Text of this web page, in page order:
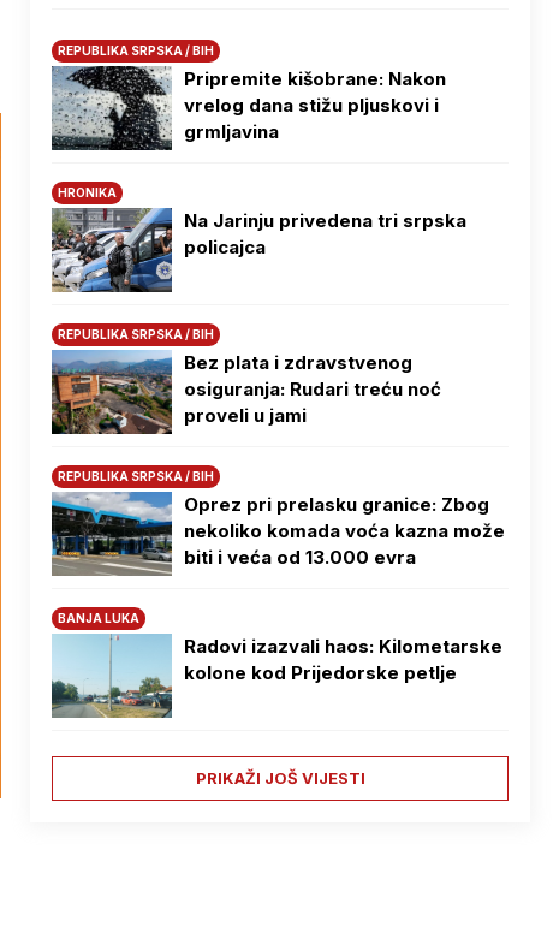
REPUBLIKA SRPSKA / BIH
Pripremite kišobrane: Nakon
vrelog dana stižu pljuskovi i
grmljavina
HRONIKA
Na Јarinju privedena tri srpska
policajca
REPUBLIKA SRPSKA / BIH
Bez plata i zdravstvenog
osiguranja: Rudari treću noć
proveli u jami
REPUBLIKA SRPSKA / BIH
Oprez pri prelasku granice: Zbog
nekoliko komada voća kazna može
biti i veća od 13.000 evra
BANJA LUKA
Radovi izazvali haos: Kilometarske
kolone kod Prijedorske petlje
PRIKAŽI JOŠ VIJESTI